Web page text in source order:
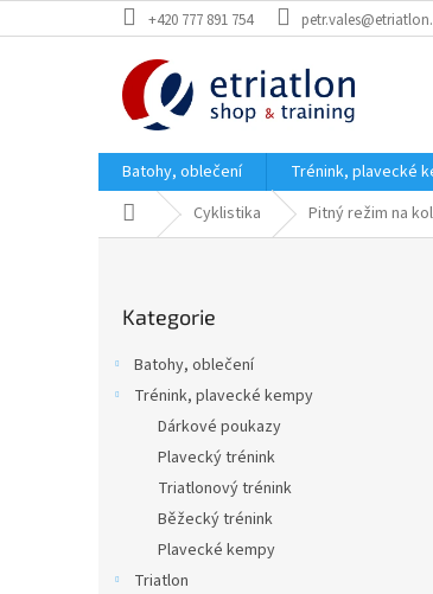
na
+420 777 891 754
Batohy, oblečení Trénink, plavecké
Domů Cyklistika Pitný režim na
kategorie
Kategorie
Batohy, oblečení
Trénink, plavecké kempy
Dárkové poukazy
Plavecký trénink
Triatlonový trénink
Běžecký trénink
Plavecké kempy
Triatlon